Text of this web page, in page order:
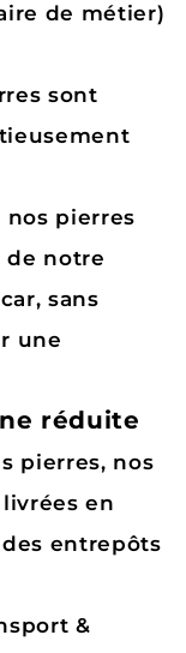
de métier)
sont
nos pierres
notre
sans
une
réduite
pierres, nos
en
des entrepôts
&